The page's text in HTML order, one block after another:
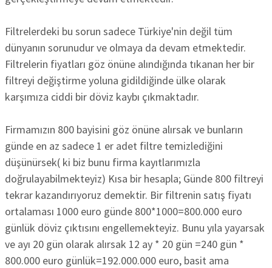
Filtrelerdeki bu sorun sadece Türkiye'nin değil tüm
dünyanın sorunudur ve olmaya da devam etmektedir.
Filtrelerin fiyatları göz önüne alındığında tıkanan her bir
filtreyi değiştirme yoluna gidildiğinde ülke olarak
karşımıza ciddi bir döviz kaybı çıkmaktadır.
Firmamızın 800 bayisini göz önüne alırsak ve bunların
günde en az sadece 1 er adet filtre temizlediğini
düşünürsek( ki biz bunu firma kayıtlarımızla
doğrulayabilmekteyiz) Kısa bir hesapla; Günde 800 filtreyi
tekrar kazandırıyoruz demektir. Bir filtrenin satış fiyatı
ortalaması 1000 euro günde 800*1000=800.000 euro
günlük döviz çıktısını engellemekteyiz. Bunu yıla yayarsak
ve ayı 20 gün olarak alırsak 12 ay * 20 gün =240 gün *
800.000 euro günlük=192.000.000 euro, basit ama